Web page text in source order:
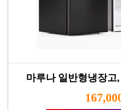
마루나 일반형냉장고